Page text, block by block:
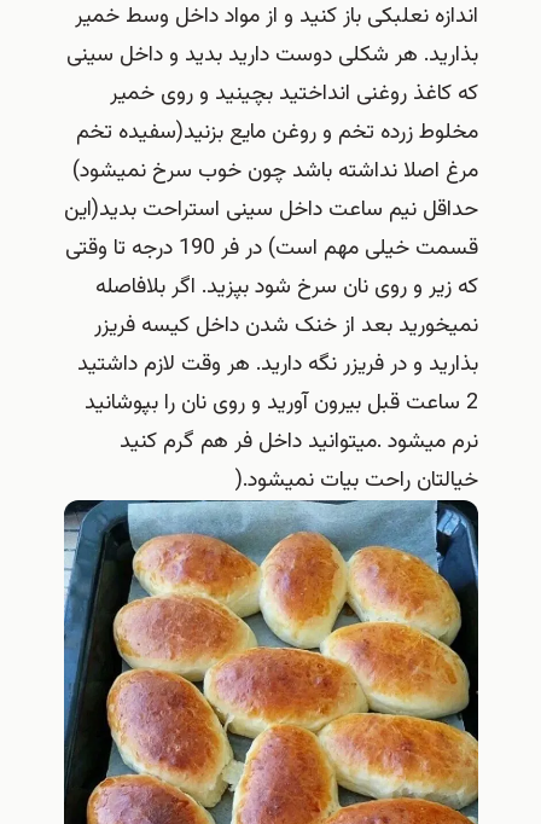
اندازه نعلبکی باز کنید و از مواد داخل وسط خمیر
بذارید. هر شکلی دوست دارید بدید و داخل سینی
که کاغذ روغنی انداختید بچینید و روی خمیر
مخلوط زرده تخم و روغن مایع بزنید(سفیده تخم
مرغ اصلا نداشته باشد چون خوب سرخ نمیشود)
حداقل نیم ساعت داخل سینی استراحت بدید(این
قسمت خیلی مهم است) در فر 190 درجه تا وقتی
که زیر و روی نان سرخ شود بپزید. اگر بلافاصله
نمیخورید بعد از خنک شدن داخل کیسه فریزر
بذارید و در فریزر نگه دارید. هر وقت لازم داشتید
2 ساعت قبل بیرون آورید و روی نان را بپوشانید
نرم میشود .میتوانید داخل فر هم گرم کنید
خیالتان راحت بیات نمیشود.(